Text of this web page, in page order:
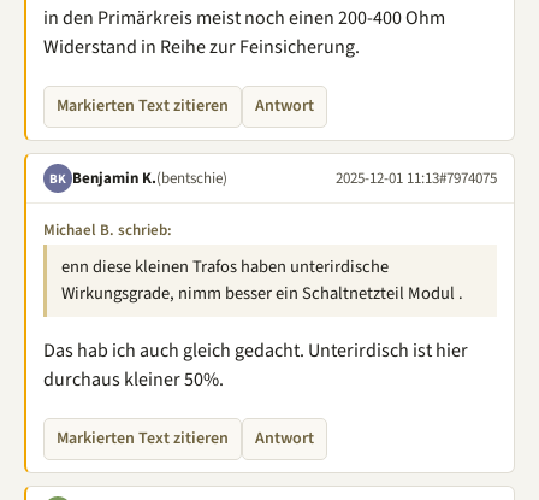
in den Primärkreis meist noch einen 200-400 Ohm
Widerstand in Reihe zur Feinsicherung.
Markierten Text zitieren Antwort
BK Benjamin K.(bentschie) 2025-12-01 11:13#7974075
Michael B. schrieb:
enn diese kleinen Trafos haben unterirdische
Wirkungsgrade, nimm besser ein Schaltnetzteil Modul .
Das hab ich auch gleich gedacht. Unterirdisch ist hier
durchaus kleiner 50%.
Markierten Text zitieren Antwort